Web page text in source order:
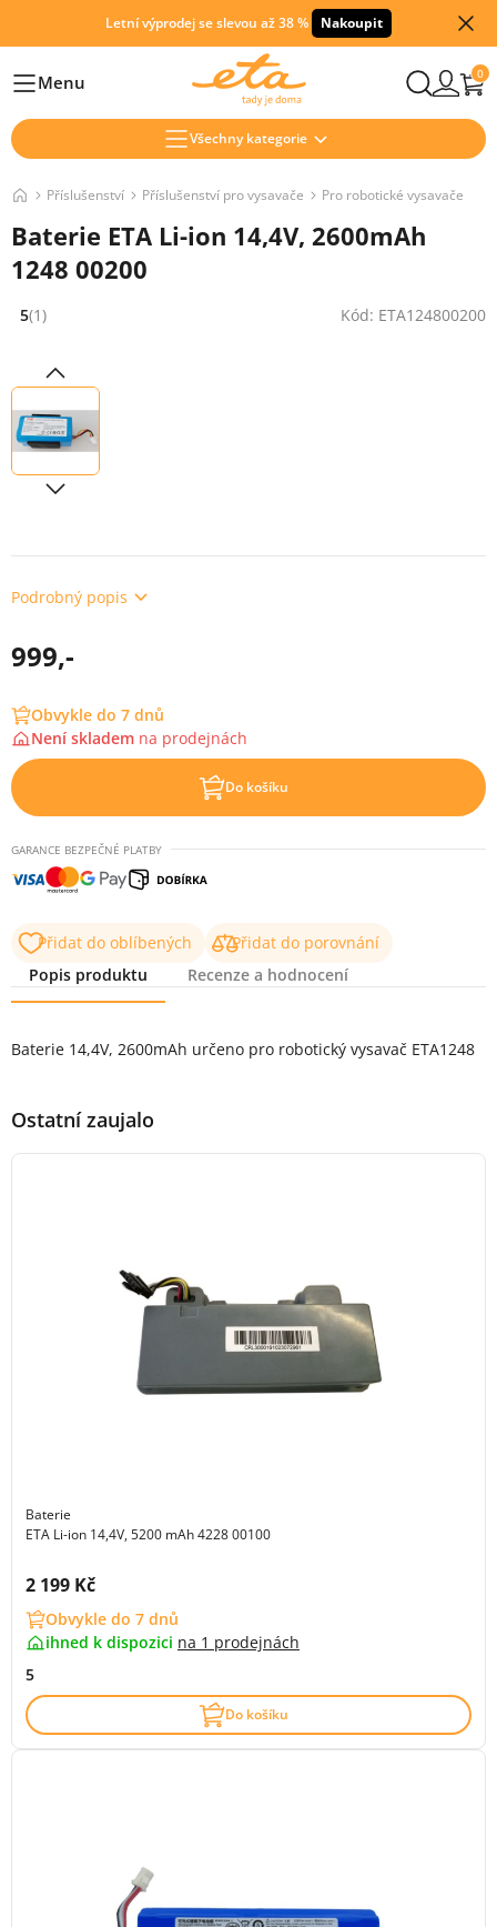
Letní výprodej se slevou až 38 % Nakoupit
HlavníMenu 0
Všechny kategorie
Příslušenství Příslušenství pro vysavače Pro robotické vysavače
Baterie ETA Li-ion 14,4V, 2600mAh
1248 00200
Hodnocení: 5 z 5 (1 recenzí)
5(1) Kód: ETA124800200
Podrobný popis
999,-
Obvykle do 7 dnů
Není skladem na prodejnách
Do košíku
GARANCE BEZPEČNÉ PLATBY
Přidat do oblíbených
Přidat do porovnání
Popis produktu
Recenze a hodnocení
Baterie 14,4V, 2600mAh určeno pro robotický vysavač ETA1248
Ostatní zaujalo
Baterie
ETA Li-ion 14,4V, 5200 mAh 4228 00100
Cena s DPH:
2 199 Kč
Obvykle do 7 dnů
ihned k dispozici na 1 prodejnách
5
Do košíku